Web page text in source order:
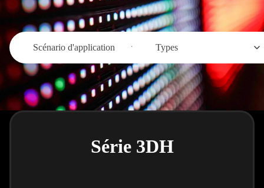
Scénario d'application Types
Série 3DH